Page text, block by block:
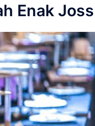
Enak Joss